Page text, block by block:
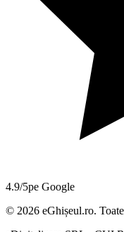
4.9/5pe Google
© 2026 eGhișeul.ro.